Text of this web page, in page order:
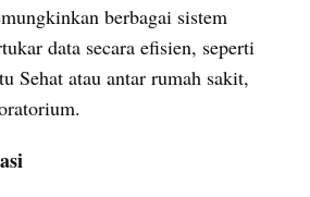
berbagai sistem
data secara efisien, seperti
Sehat atau antar rumah sakit,